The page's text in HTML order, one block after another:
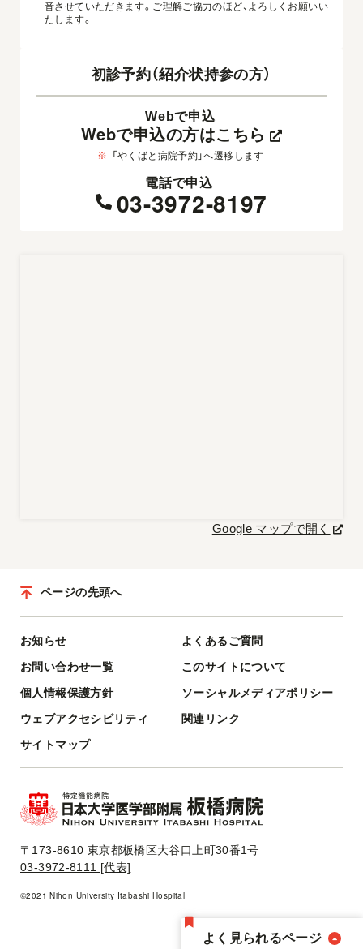
音させていただきます。ご理解ご協力のほど、よろしくお願いい
たします。
初診予約（紹介状持参の方）
Webで申込
Webで申込の方はこちら
※ 「やくばと病院予約」へ遷移します
電話で申込
03-3972-8197
Google マップで開く
よく見られるページ
お知らせ
よくあるご質問
お問い合わせ一覧
このサイトについて
個人情報保護方針
ソーシャルメディアポリシー
ウェブアクセシビリティ
関連リンク
サイトマップ
ページの先頭へ
〒173-8610 東京都板橋区大谷口上町30番1号
03-3972-8111 [代表]
©2021 Nihon University Itabashi Hospital